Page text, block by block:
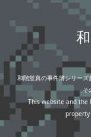
和階堂真の事件簿シリー
そ
This website and the
property